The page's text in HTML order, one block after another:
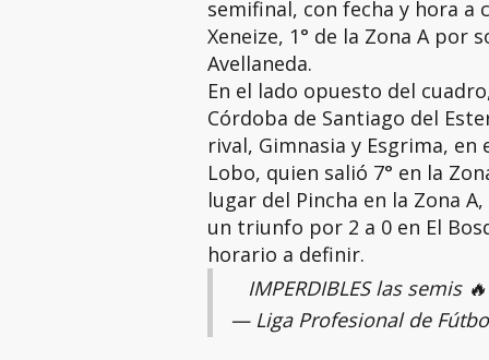
semifinal, con fecha y hora a
Xeneize, 1° de la Zona A por
Avellaneda.
En el lado opuesto del
Córdoba de Santiago del
rival, Gimnasia y Esgrima,
Lobo, quien salió 7° en la
lugar del Pincha en la Zona
un triunfo por 2 a 0 en El
horario a definir.
IMPERDIBLES las semis
— Liga Profesional de